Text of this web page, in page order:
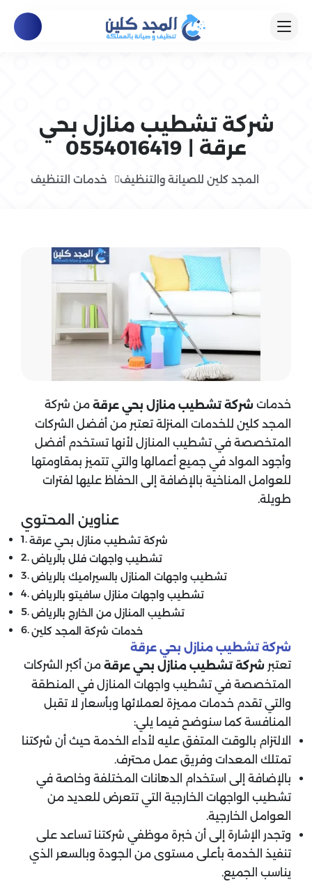
شركة تشطيب منازل بحي
عرقة | 0554016419
المجد كلين للصيانة والتنظيف خدمات التنظيف
خدمات شركة تشطيب منازل بحي عرقة من شركة
المجد كلين للخدمات المنزلة تعتبر من أفضل الشركات
المتخصصة في تشطيب المنازل لأنها تستخدم أفضل
وأجود المواد في جميع أعمالها والتي تتميز بمقاومتها
للعوامل المناخية بالإضافة إلى الحفاظ عليها لفترات
طويلة.
عناوين المحتوي
شركة تشطيب منازل بحي عرقة
تشطيب واجهات فلل بالرياض
تشطيب واجهات المنازل بالسيراميك بالرياض
تشطيب واجهات منازل سافيتو بالرياض
تشطيب المنازل من الخارج بالرياض
خدمات شركة المجد كلين
شركة تشطيب منازل بحي عرقة
تعتبر شركة تشطيب منازل بحي عرقة من أكبر الشركات
المتخصصة في تشطيب واجهات المنازل في المنطقة
والتي تقدم خدمات مميزة لعملائها وبأسعار لا تقبل
المنافسة كما سنوضح فيما يلي:
الالتزام بالوقت المتفق عليه لأداء الخدمة حيث أن شركتنا
تمتلك المعدات وفريق عمل محترف.
بالإضافة إلى استخدام الدهانات المختلفة وخاصة في
تشطيب الواجهات الخارجية التي تتعرض للعديد من
العوامل الخارجية.
وتجدر الإشارة إلى أن خبرة موظفي شركتنا تساعد على
تنفيذ الخدمة بأعلى مستوى من الجودة وبالسعر الذي
يناسب الجميع.